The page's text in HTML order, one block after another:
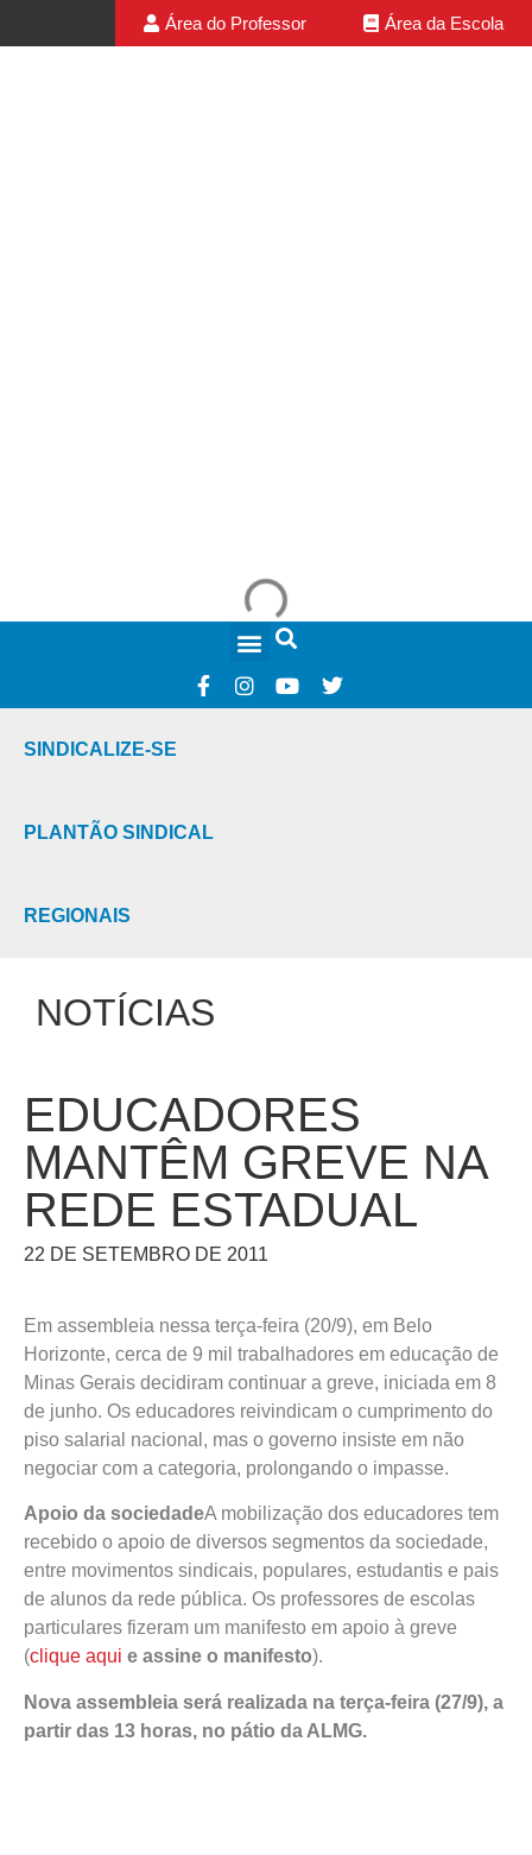
Área do Professor Área da Escola
SINDICALIZE-SE
PLANTÃO SINDICAL
REGIONAIS
NOTÍCIAS
EDUCADORES
MANTÊM GREVE NA
REDE ESTADUAL
22 DE SETEMBRO DE 2011
Em assembleia nessa terça-feira (20/9), em Belo
Horizonte, cerca de 9 mil trabalhadores em educação de
Minas Gerais decidiram continuar a greve, iniciada em 8
de junho. Os educadores reivindicam o cumprimento do
piso salarial nacional, mas o governo insiste em não
negociar com a categoria, prolongando o impasse.
Apoio da sociedadeA mobilização dos educadores tem
recebido o apoio de diversos segmentos da sociedade,
entre movimentos sindicais, populares, estudantis e pais
de alunos da rede pública. Os professores de escolas
particulares fizeram um manifesto em apoio à greve
(clique aqui e assine o manifesto).
Nova assembleia será realizada na terça-feira (27/9), a
partir das 13 horas, no pátio da ALMG.